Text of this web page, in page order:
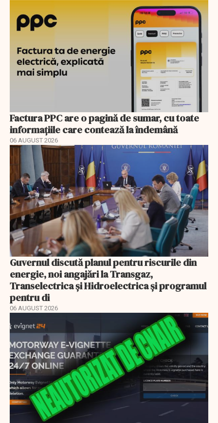
Factura PPC are o pagină de sumar, cu toate
informațiile care contează la îndemână
06 AUGUST 2026
Guvernul discută planul pentru riscurile din
energie, noi angajări la Transgaz,
Transelectrica și Hidroelectrica și programul
pentru di
06 AUGUST 2026